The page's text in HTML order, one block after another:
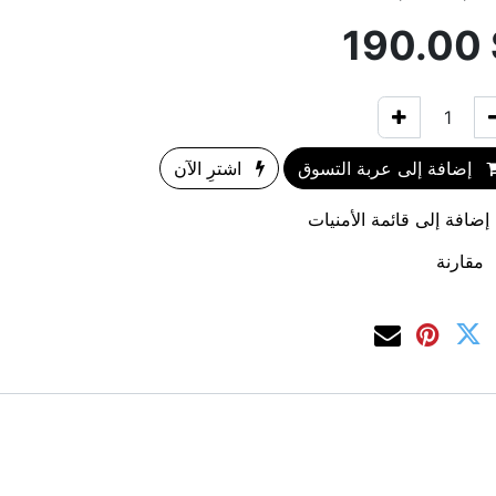
190.00
إضافة إلى عربة التسوق اشترِ الآن
إضافة إلى قائمة الأمنيات
مقارنة